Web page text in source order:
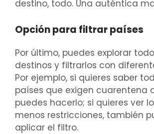
destino, todo. Una auténtica
Opción para filtrar países
Por último, puedes explorar
destinos y filtrarlos con
Por ejemplo, si quieres saber
países que exigen cuarentena
puedes hacerlo; si quieres ver
menos restricciones, también
aplicar el filtro.